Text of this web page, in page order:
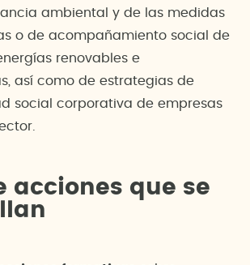
ambiental y de las medidas
o de acompañamiento social de
renovables e
así como de estrategias de
social corporativa de empresas
acciones que se